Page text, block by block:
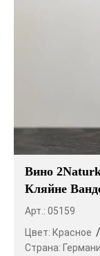
Вино
Кляйне
Арт.: 05159
Цвет: Красное
Страна: